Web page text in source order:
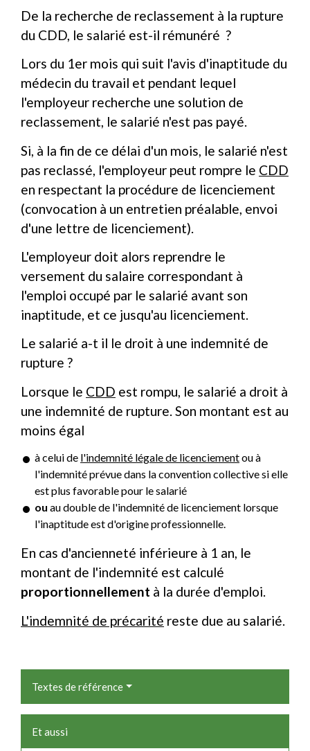
De la recherche de reclassement à la rupture
du CDD, le salarié est-il rémunéré ?
Lors du 1er mois qui suit l'avis d'inaptitude du
médecin du travail et pendant lequel
l'employeur recherche une solution de
reclassement, le salarié n'est pas payé.
Si, à la fin de ce délai d'un mois, le salarié n'est
pas reclassé, l'employeur peut rompre le CDD
en respectant la procédure de licenciement
(convocation à un entretien préalable, envoi
d'une lettre de licenciement).
L'employeur doit alors reprendre le
versement du salaire correspondant à
l'emploi occupé par le salarié avant son
inaptitude, et ce jusqu'au licenciement.
Le salarié a-t il le droit à une indemnité de
rupture ?
Lorsque le CDD est rompu, le salarié a droit à
une indemnité de rupture. Son montant est au
moins égal
à celui de l'indemnité légale de licenciementou à
l'indemnité prévue dans la convention collective si elle
est plus favorable pour le salarié
ou au double de l'indemnité de licenciement lorsque
l'inaptitude est d'origine professionnelle.
En cas d'ancienneté inférieure à 1 an, le
montant de l'indemnité est calculé
proportionnellement à la durée d'emploi.
L'indemnité de précarité reste due au salarié.
Textes de référence
Et aussi